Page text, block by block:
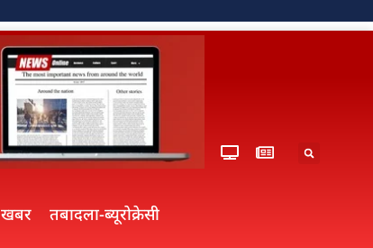
खबर
तबादला-ब्यूरोक्रेसी